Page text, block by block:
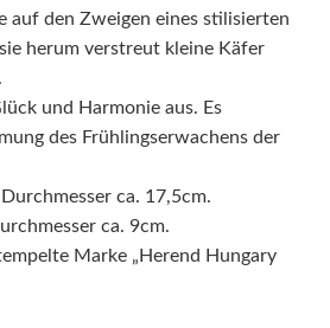
auf den Zweigen eines stilisierten
herum verstreut kleine Käfer
und Harmonie aus. Es
des Frühlingserwachens der
ca. 17,5cm.
ca. 9cm.
Marke „Herend Hungary